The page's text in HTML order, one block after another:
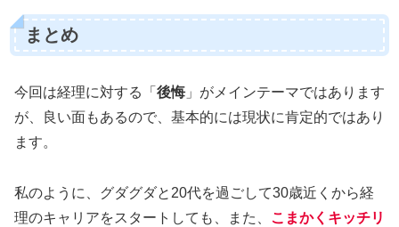
まとめ
今回は経理に対する「 後悔 」がメインテーマではあります
が、良い面もあるので、基本的には現状に肯定的ではあり
ます。
私のように、グダグダと20代を過ごして30歳近くから経
理のキャリアをスタートしても、また、 こまかくキッチリ